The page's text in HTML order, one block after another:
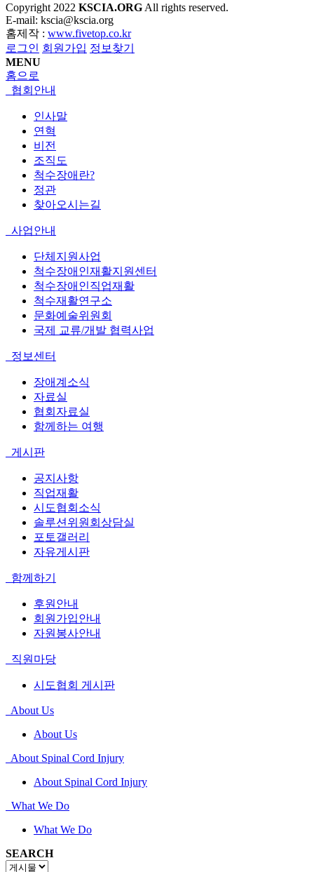
Copyright 2022 KSCIA.ORG All rights reserved.
E-mail: kscia@kscia.org
홈제작 : www.fivetop.co.kr
로그인 회원가입 정보찾기
MENU
홈으로
협회안내
인사말
연혁
비전
조직도
척수장애란?
정관
찾아오시는길
사업안내
단체지원사업
척수장애인재활지원센터
척수장애인직업재활
척수재활연구소
문화예술위원회
국제 교류/개발 협력사업
정보센터
장애계소식
자료실
협회자료실
함께하는 여행
게시판
공지사항
직업재활
시도협회소식
솔루션위원회상담실
포토갤러리
자유게시판
함께하기
후원안내
회원가입안내
자원봉사안내
직원마당
시도협회 게시판
About Us
About Us
About Spinal Cord Injury
About Spinal Cord Injury
What We Do
What We Do
SEARCH